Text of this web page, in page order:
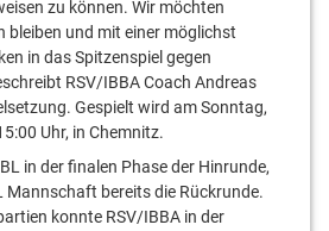
zu können. Wir möchten
bleiben und mit einer möglichst
in das Spitzenspiel gegen
RSV/IBBA Coach Andreas
Gespielt wird am Sonntag,
Uhr, in Chemnitz.
in der finalen Phase der Hinrunde,
Mannschaft bereits die Rückrunde.
konnte RSV/IBBA in der